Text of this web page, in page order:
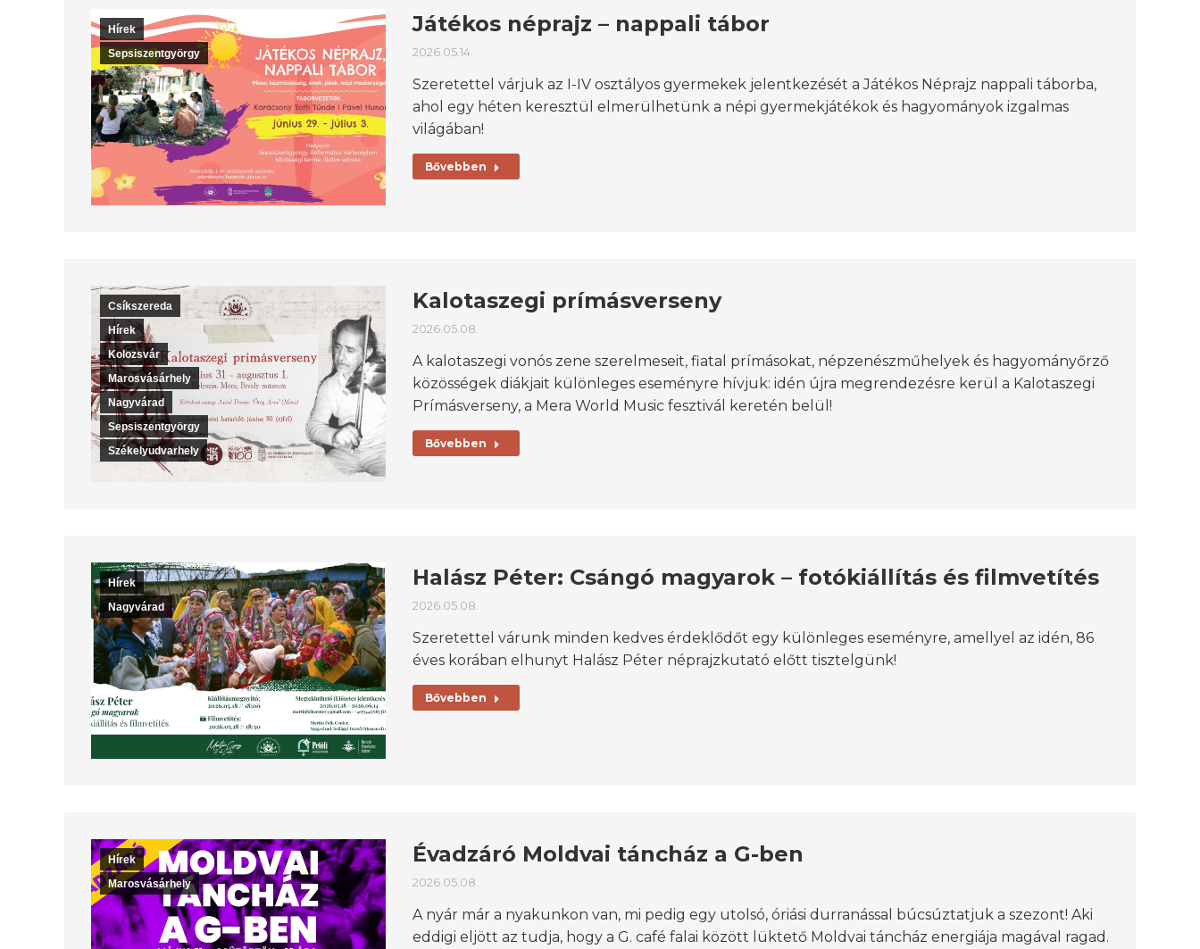
Hírek
Sepsiszentgyörgy
Játékos néprajz – nappali tábor
2026.05.14.
Szeretettel várjuk az I-IV osztályos gyermekek jelentkezését a Játékos Néprajz nappali táborba,
ahol egy héten keresztül elmerülhetünk a népi gyermekjátékok és hagyományok izgalmas
világában!
Bővebben
Csíkszereda
Hírek
Kolozsvár
Marosvásárhely
Nagyvárad
Sepsiszentgyörgy
Székelyudvarhely
Kalotaszegi prímásverseny
2026.05.08.
A kalotaszegi vonós zene szerelmeseit, fiatal prímásokat, népzenészműhelyek és hagyományőrző
közösségek diákjait különleges eseményre hívjuk: idén újra megrendezésre kerül a Kalotaszegi
Prímásverseny, a Mera World Music fesztivál keretén belül!
Bővebben
Hírek
Nagyvárad
Halász Péter: Csángó magyarok – fotókiállítás és filmvetítés
2026.05.08.
Szeretettel várunk minden kedves érdeklődőt egy különleges eseményre, amellyel az idén, 86
éves korában elhunyt Halász Péter néprajzkutató előtt tisztelgünk!
Bővebben
Hírek
Marosvásárhely
Évadzáró Moldvai táncház a G-ben
2026.05.08.
A nyár már a nyakunkon van, mi pedig egy utolsó, óriási durranással búcsúztatjuk a szezont! Aki
eddigi eljött az tudja, hogy a G. café falai között lüktető Moldvai táncház energiája magával ragad.